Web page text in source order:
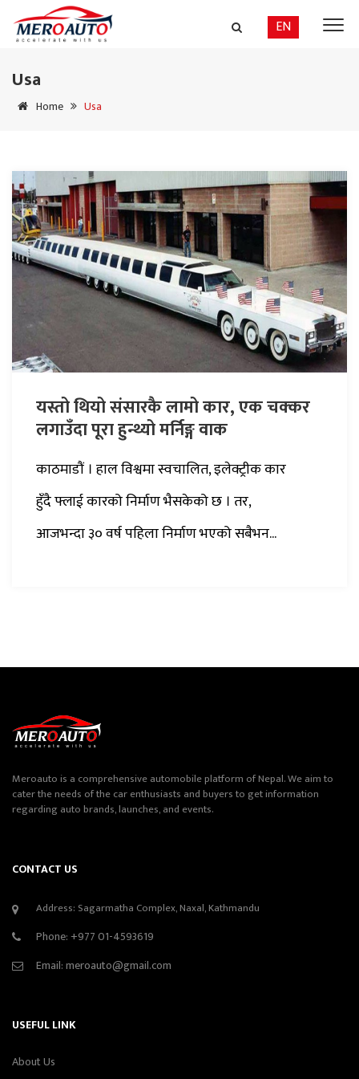
EN
Usa
Home Usa
यस्तो थियो संसारकै लामो कार, एक चक्कर
लगाउँदा पूरा हुन्थ्यो मर्निङ्ग वाक
काठमाडौं । हाल विश्वमा स्वचालित, इलेक्ट्रीक कार
हुँदै फ्लाई कारको निर्माण भैसकेको छ । तर,
आजभन्दा ३० वर्ष पहिला निर्माण भएको सबैभन...
Meroauto is a comprehensive automobile platform of Nepal. We aim to
cater the needs of the car enthusiasts and buyers to get information
regarding auto brands, launches, and events.
CONTACT US
Address: Sagarmatha Complex, Naxal, Kathmandu
Phone: +977 01-4593619
Email:meroauto@gmail.com
USEFUL LINK
About Us